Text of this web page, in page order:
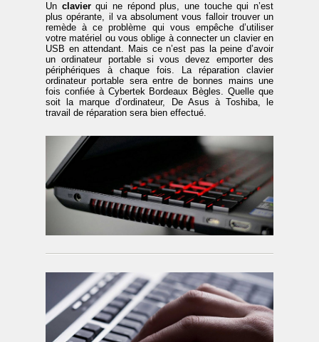
Un clavierqui ne répond plus, une touche qui n’est
plus opérante, il va absolument vous falloir trouver un
remède à ce problème qui vous empêche d’utiliser
votre matériel ou vous oblige à connecter un clavier en
USB en attendant. Mais ce n’est pas la peine d’avoir
un ordinateur portable si vous devez emporter des
périphériques à chaque fois. La réparation clavier
ordinateur portable sera entre de bonnes mains une
fois confiée à Cybertek Bordeaux Bègles. Quelle que
soit la marque d’ordinateur, De Asus à Toshiba, le
travail de réparation sera bien effectué.